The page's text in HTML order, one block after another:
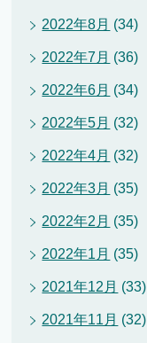
2022年8月 (34)
2022年7月 (36)
2022年6月 (34)
2022年5月 (32)
2022年4月 (32)
2022年3月 (35)
2022年2月 (35)
2022年1月 (35)
2021年12月 (33)
2021年11月 (32)